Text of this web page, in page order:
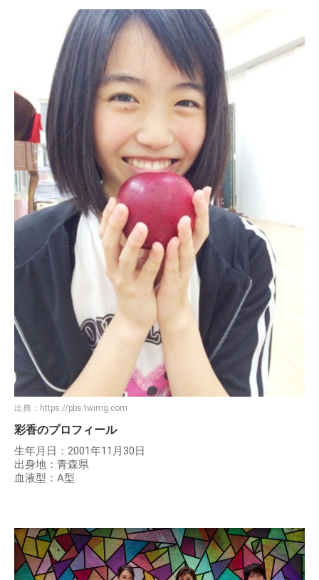
出典： https://pbs.twimg.com
彩香のプロフィール
生年月日：2001年11月30日
出身地：青森県
血液型：A型